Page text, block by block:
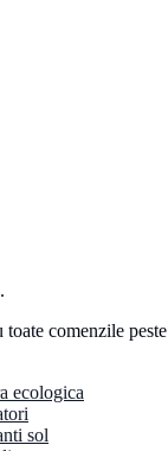
comenzile peste
ecologica
sol